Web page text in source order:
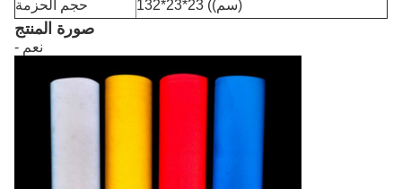
حجم الحزمة 132*23*23 ((سم)
صورة المنتج
- نعم